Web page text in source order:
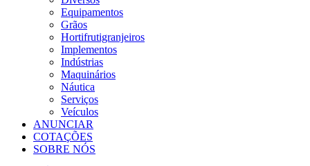
Equipamentos
Grãos
Hortifrutigranjeiros
Implementos
Indústrias
Maquinários
Náutica
Serviços
Veículos
ANUNCIAR
COTAÇÕES
SOBRE NÓS